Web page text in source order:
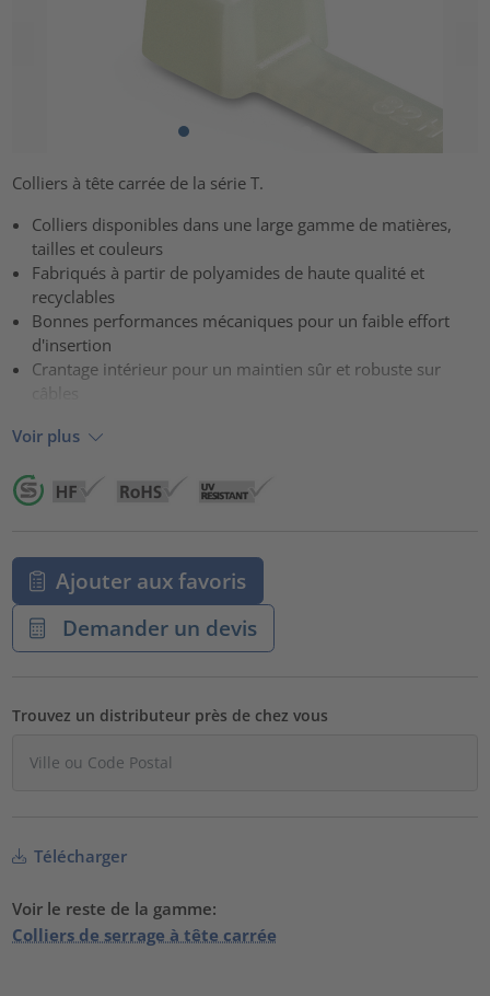
Colliers à tête carrée de la série T.
Colliers disponibles dans une large gamme de matières,
tailles et couleurs
Fabriqués à partir de polyamides de haute qualité et
recyclables
Bonnes performances mécaniques pour un faible effort
d'insertion
Crantage intérieur pour un maintien sûr et robuste sur
Voir plus
Ajouter aux favoris
Demander un devis
Trouvez un distributeur près de chez vous
Télécharger
Voir le reste de la gamme:
Colliers de serrage à tête carrée